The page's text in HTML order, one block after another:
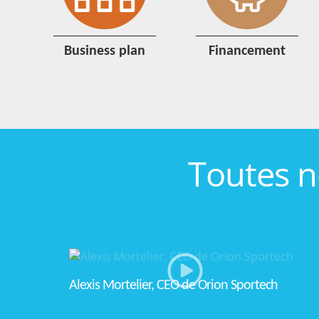
business plan financement
Toutes
Alexis Mortelier, CEO de Orion Sportech